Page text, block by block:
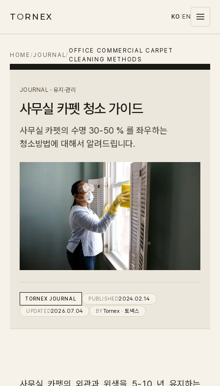
T O RNEX KO / EN
Products
PET
MELAMINE
WOOD WOOL
CARPET
Case Study
HOME /JOURNAL/
OFFICE COMMERCIAL CARPET
CLEANING METHODS
JOURNAL · 유지·관리
사무실 카펫 청소 가이드
사무실 카펫의 수명 30-50 % 를 좌우하는
청소방법에 대해서 알려드립니다.
TORNEX JOURNAL PUBLISHED2024.02.14
UPDATED2026.07.04 BYTornex · 토넥스
사무실 카펫의 외관과 위생을 5-10 년 유지하는